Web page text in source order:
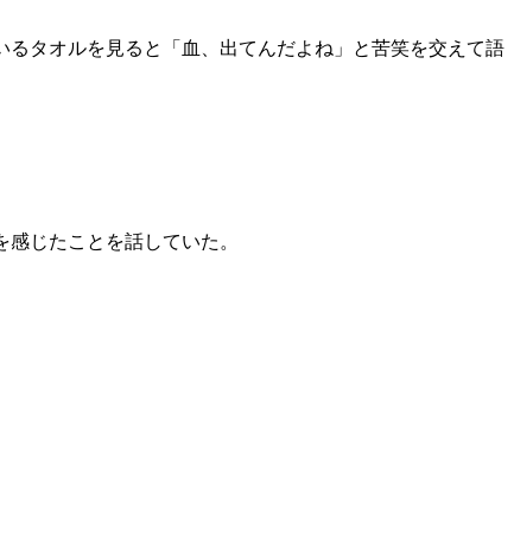
タオルを見ると「血、出てんだよね」と苦笑を交えて語
じたことを話していた。